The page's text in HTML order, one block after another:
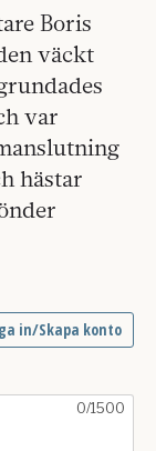
Boris
väckt
var
hästar